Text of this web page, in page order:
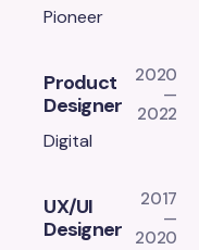
Pioneer
Product
Designer
2020
—
2022
Digital
UX/UI
Designer
2017
—
2020